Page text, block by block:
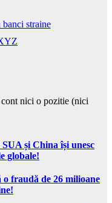
YZ
nici o pozitie (nici
și China își unesc
globale!
fraudă de 26 milioane